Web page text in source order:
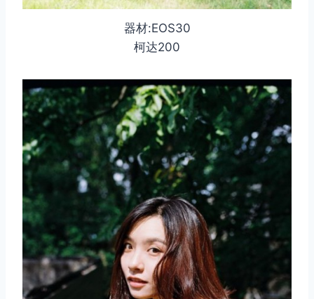
器材:EOS30
柯达200